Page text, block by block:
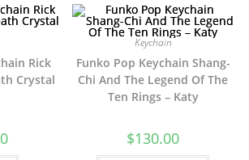
Rick
Crystal
Keychain
Funko Pop Keychain Shang-
Chi And The Legend Of The
Ten Rings – Katy
$130.00